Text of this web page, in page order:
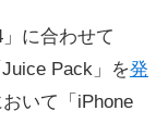
に合わせて
Pack」を発
いて「iPhone